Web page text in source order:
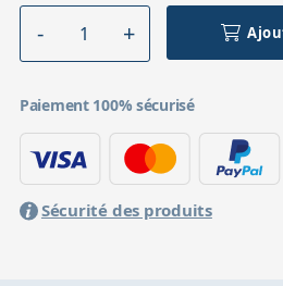
Paiement 100% sécurisé
Sécurité des produits